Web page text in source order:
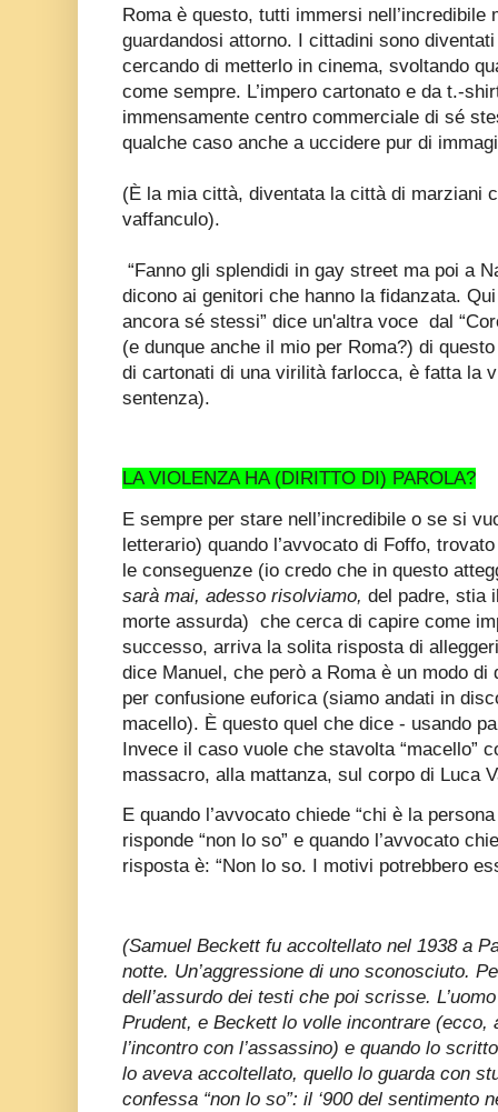
Roma è questo, tutti immersi nell’incredibile
guardandosi attorno. I cittadini sono
cercando di metterlo in cinema, svoltando
come sempre. L’impero cartonato e da t.-
immensamente centro commerciale di sé
qualche caso anche a uccidere pur di
(È la mia città, diventata la città di marziani
vaffanculo).
“Fanno gli splendidi in gay street ma poi a
dicono ai genitori che hanno la fidanzata.
ancora sé stessi” dice un'altra voce dal
(e dunque anche il mio per Roma?) di
di cartonati di una virilità farlocca, è fatta la
sentenza).
LA VIOLENZA HA (DIRITTO DI) PAROLA?
E sempre per stare nell’incredibile o se si
letterario) quando l’avvocato di Foffo,
le conseguenze (io credo che in questo
sarà mai, adesso risolviamo, del padre, stia
morte assurda) che cerca di capire come
successo, arriva la solita risposta di
dice Manuel, che però a Roma è un modo
per confusione euforica (siamo andati in
macello). È questo quel che dice - usando
Invece il caso vuole che stavolta “macello”
massacro, alla mattanza, sul corpo di Luca
E quando l’avvocato chiede “chi è la
risponde “non lo so” e quando l’avvocato
risposta è: “Non lo so. I motivi potrebbero
(Samuel Beckett fu accoltellato nel 1938 a
notte. Un’aggressione di uno sconosciuto.
dell’assurdo dei testi che poi scrisse.
Prudent, e Beckett lo volle incontrare (ecco,
l’incontro con l’assassino) e quando lo
lo aveva accoltellato, quello lo guarda con
confessa “non lo so”: il ‘900 del sentimento